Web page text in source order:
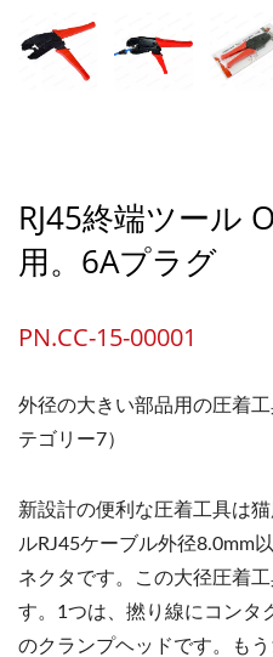
RJ45終端ツール
用。6Aプラグ
PN.CC-15-00001
外径の大きい部品用の圧着
テゴリー7）
新設計の便利な圧着工具は
ルRJ45ケーブル外径8.0mm
ネクタです。この大径圧着
す。1つは、撚り線にコンタ
のクランプヘッドです。も